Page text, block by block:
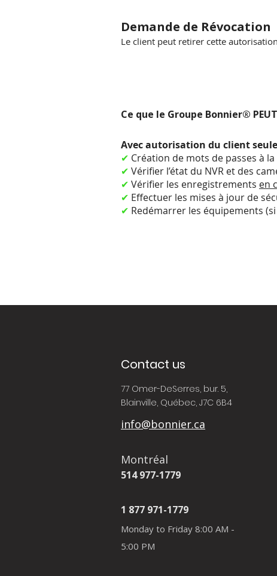
Demande de Révocation
Le client peut retirer cette
Ce que le Groupe Bonnier®
Avec autorisation du client
✔ Création de mots de passes à
✔ Vérifier l’état du NVR et des
✔ Vérifier les enregistrements en
✔ Effectuer les mises à jour de
✔ Redémarrer les équipements
1 877 971-1779
Contact us
77 Omer-DeSerres, bur. 5,
Blainville, Québec, J7C 6B4
info@bonnier.ca
Montréal
514 977-1779
Monday to Friday 8:00 AM -
5:00 PM